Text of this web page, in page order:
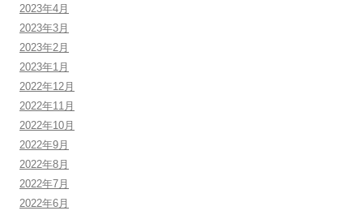
2023年4月
2023年3月
2023年2月
2023年1月
2022年12月
2022年11月
2022年10月
2022年9月
2022年8月
2022年7月
2022年6月